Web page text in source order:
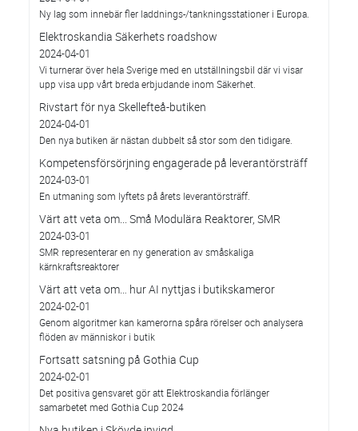
Ny lag som innebär fler laddnings-/tankningsstationer i Europa.
Elektroskandia Säkerhets roadshow
2024-04-01
Vi turnerar över hela Sverige med en utställningsbil där vi visar
upp visa upp vårt breda erbjudande inom Säkerhet.
Rivstart för nya Skellefteå-butiken
2024-04-01
Den nya butiken är nästan dubbelt så stor som den tidigare.
Kompetensförsörjning engagerade på leverantörsträff
2024-03-01
En utmaning som lyftets på årets leverantörsträff.
Värt att veta om... Små Modulära Reaktorer, SMR
2024-03-01
SMR representerar en ny generation av småskaliga
kärnkraftsreaktorer
Värt att veta om… hur AI nyttjas i butikskameror
2024-02-01
Genom algoritmer kan kamerorna spåra rörelser och analysera
flöden av människor i butik
Fortsatt satsning på Gothia Cup
2024-02-01
Det positiva gensvaret gör att Elektroskandia förlänger
samarbetet med Gothia Cup 2024